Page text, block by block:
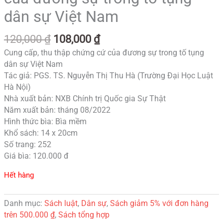
dân sự Việt Nam
120,000₫ 108,000 ₫
Cung cấp, thu thập chứng cứ của đương sự trong tố tụng
dân sự Việt Nam
Tác giả: PGS. TS. Nguyễn Thị Thu Hà (Trường Đại Học Luật
Hà Nội)
Nhà xuất bản: NXB Chính trị Quốc gia Sự Thật
Năm xuất bản: tháng 08/2022
Hình thức bìa: Bìa mềm
Khổ sách: 14 x 20cm
Số trang: 252
Giá bìa: 120.000 đ
Hết hàng
Danh mục: Sách luật, Dân sự, Sách giảm 5% với đơn hàng
trên 500.000 ₫, Sách tổng hợp